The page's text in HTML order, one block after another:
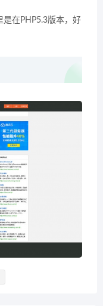
在PHP5.3版本，好